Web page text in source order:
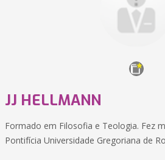
JJ HELLMANN
Formado em Filosofia e Teologia. Fez
Pontifícia Universidade Gregoriana de